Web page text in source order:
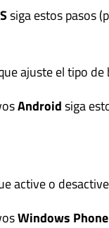
siga estos pasos
ajuste el tipo de
Androidsiga
active o
Windows Phone